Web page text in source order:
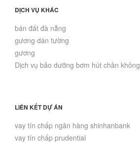
DỊCH VỤ KHÁC
bán đất đà nẵng
gương dán tường
gương
Dịch vụ bảo dưỡng bơm hút chân không
LIÊN KẾT DỰ ÁN
vay tín chấp ngân hàng shinhanbank
vay tín chấp prudential